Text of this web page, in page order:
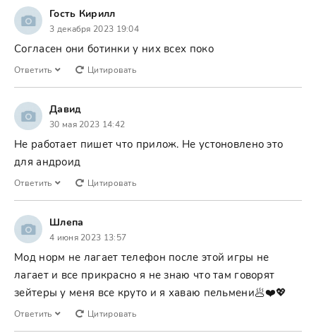
Гость Кирилл
3 декабря 2023 19:04
Согласен они ботинки у них всех поко
Ответить Цитировать
Давид
30 мая 2023 14:42
Не работает пишет что прилож. Не устоновлено это
для андроид
Ответить Цитировать
Шлепа
4 июня 2023 13:57
Мод норм не лагает телефон после этой игры не
лагает и все прикрасно я не знаю что там говорят
зейтеры у меня все круто и я хаваю пельмени🥟❤️💖
Ответить Цитировать